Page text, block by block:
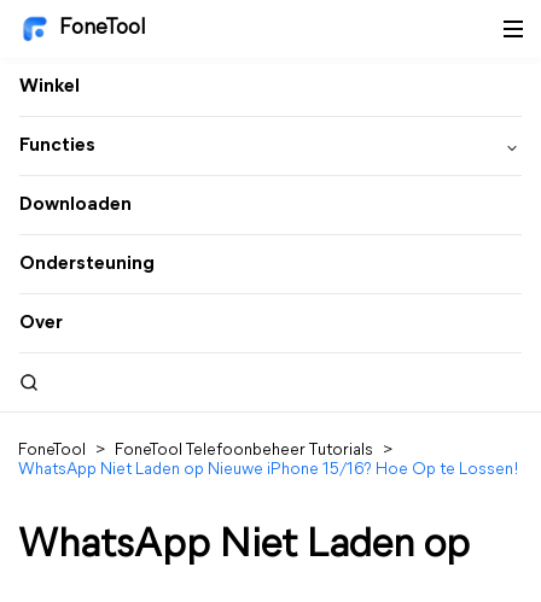
FoneTool
Winkel
Functies
Downloaden
Ondersteuning
Over
FoneTool > FoneTool Telefoonbeheer Tutorials
>
WhatsApp Niet Laden op Nieuwe iPhone 15/16? Hoe Op te Lossen!
WhatsApp Niet Laden op